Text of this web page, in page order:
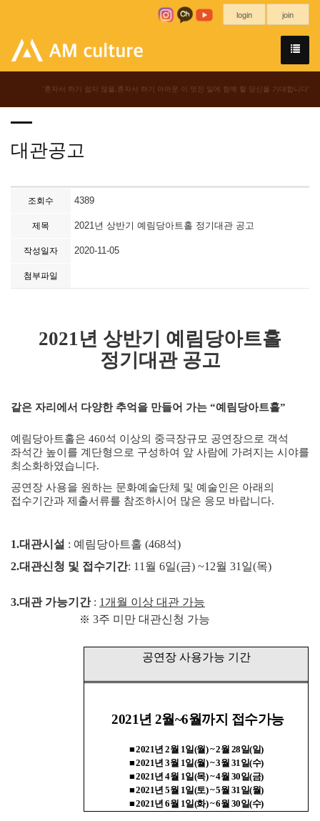
login join
'혼자서 하기 쉽지 않을,혼자서 하기 아까운 이 멋진 일에 함께 할 당신을 기대합니다'
대관공고
조회수 4389
제목 2021년 상반기 예림당아트홀 정기대관 공고
작성일자 2020-11-05
첨부파일
2021년 상반기 예림당아트홀
정기대관 공고
같은 자리에서 다양한 추억을 만들어 가는 “예림당아트홀”
예림당아트홀은 460석 이상의 중극장규모 공연장으로 객석
좌석간 높이를 계단형으로 구성하여 앞 사람에 가려지는 시야를
최소화하였습니다.
공연장 사용을 원하는 문화예술단체 및 예술인은 아래의
접수기간과 제출서류를 참조하시어 많은 응모 바랍니다.
1.대관시설 : 예림당아트홀 (468석)
2.대관신청 및 접수기간: 11 월 6일(금) ~12월 31 일(목)
3.대관 가능기간: 1 개월 이상 대관 가능
※ 3주 미만 대관신청 가능
공연장 사용가능 기간
2021년 2월~6월까지 접수가능
■2021년 2월 1일(월) ~ 2월 28일(일)
■2021년 3월 1일(월) ~ 3월 31 일(수)
■2021년 4월 1일(목) ~ 4월 30일(금)
■2021년 5월 1일(토) ~ 5월 31 일(월)
■2021년 6월 1일(화) ~ 6월 30일(수)